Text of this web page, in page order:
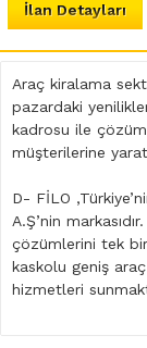
İlan Detayları
Araç kiralama
pazardaki
kadrosu ile
müşterilerine
D- FİLO
A.Ş’nin
çözümlerini tek
kaskolu geniş
hizmetleri